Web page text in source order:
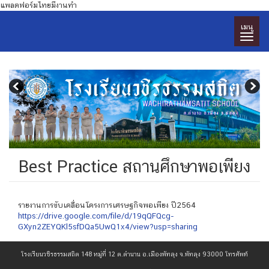
แพลตฟอร์มไทยมีงานทำ
เมนู
Best Practice สถานศึกษาพอเพียง
รายงานการขับเคลื่อนโครงการเศรษฐกิจพอเพียง ปี2564
https://drive.google.com/file/d/19qQFQcg-
GXyn2ZEYQKl5sfDQa5UwQ1x4/view?usp=sharing
โรงเรียนวชิรธรรมสถิต 148 หมู่ที่ 12 ต.ตำนาน อ.เมืองพัทลุง จ.พัทลุง 93000 โทรศัพท์